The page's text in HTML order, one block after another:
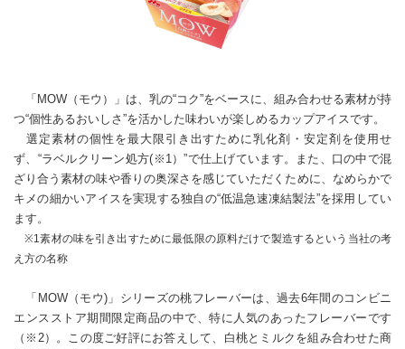
「MOW（モウ）」は、乳の“コク”をベースに、組み合わせる素材が持
つ“個性あるおいしさ”を活かした味わいが楽しめるカップアイスです。
選定素材の個性を最大限引き出すために乳化剤・安定剤を使用せ
ず、“ラベルクリーン処方(※1）”で仕上げています。また、口の中で混
ざり合う素材の味や香りの奥深さを感じていただくために、なめらかで
キメの細かいアイスを実現する独自の“低温急速凍結製法”を採用してい
ます。
※1素材の味を引き出すために最低限の原料だけで製造するという当社の考
え方の名称
「MOW（モウ)」シリーズの桃フレーバーは、過去6年間のコンビニ
エンスストア期間限定商品の中で、特に人気のあったフレーバーです
（※2）。この度ご好評にお答えして、白桃とミルクを組み合わせた商